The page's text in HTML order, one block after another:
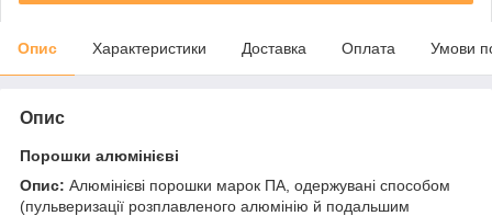
Опис Характеристики Доставка Оплата Умови
Опис
Порошки алюмінієві
Опис: Алюмінієві порошки марок ПА, одержувані способом
(пульверизації розплавленого алюмінію й подальшим